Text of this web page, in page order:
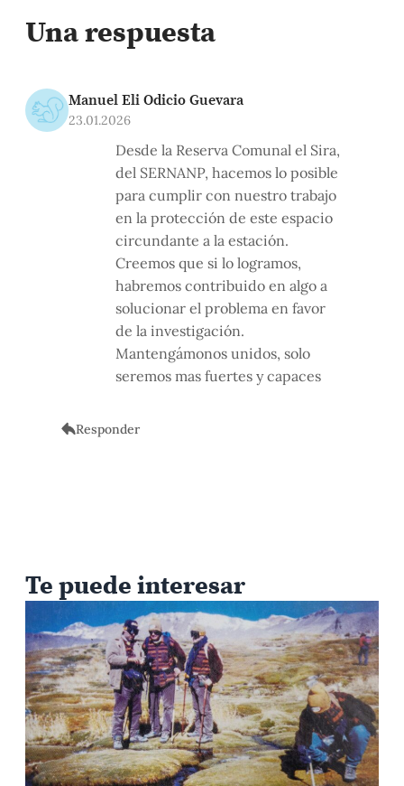
Una respuesta
Manuel Eli Odicio Guevara
23.01.2026
Desde la Reserva Comunal el Sira,
del SERNANP, hacemos lo posible
para cumplir con nuestro trabajo
en la protección de este espacio
circundante a la estación.
Creemos que si lo logramos,
habremos contribuido en algo a
solucionar el problema en favor
de la investigación.
Mantengámonos unidos, solo
seremos mas fuertes y capaces
Responder
Te puede interesar